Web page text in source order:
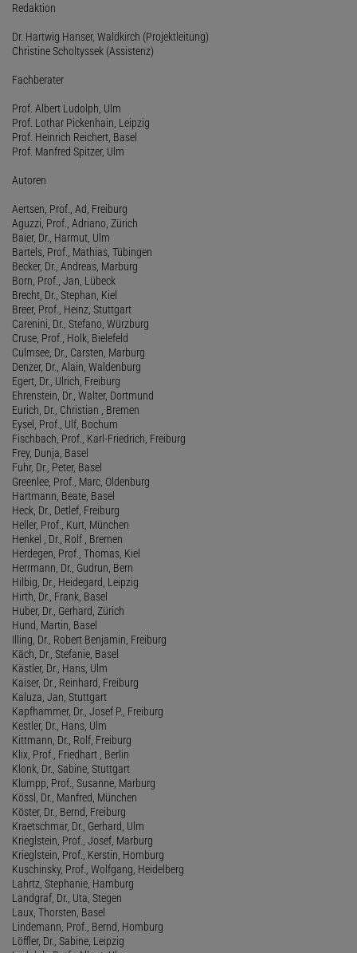
Redaktion
Dr. Hartwig Hanser, Waldkirch (Projektleitung)
Christine Scholtyssek (Assistenz)
Fachberater
Prof. Albert Ludolph, Ulm
Prof. Lothar Pickenhain, Leipzig
Prof. Heinrich Reichert, Basel
Prof. Manfred Spitzer, Ulm
Autoren
Aertsen, Prof., Ad, Freiburg
Aguzzi, Prof., Adriano, Zürich
Baier, Dr., Harmut, Ulm
Bartels, Prof., Mathias, Tübingen
Becker, Dr., Andreas, Marburg
Born, Prof., Jan, Lübeck
Brecht, Dr., Stephan, Kiel
Breer, Prof., Heinz, Stuttgart
Carenini, Dr., Stefano, Würzburg
Cruse, Prof., Holk, Bielefeld
Culmsee, Dr., Carsten, Marburg
Denzer, Dr., Alain, Waldenburg
Egert, Dr., Ulrich, Freiburg
Ehrenstein, Dr., Walter, Dortmund
Eurich, Dr., Christian , Bremen
Eysel, Prof., Ulf, Bochum
Fischbach, Prof., Karl-Friedrich, Freiburg
Frey, Dunja, Basel
Fuhr, Dr., Peter, Basel
Greenlee, Prof., Marc, Oldenburg
Hartmann, Beate, Basel
Heck, Dr., Detlef, Freiburg
Heller, Prof., Kurt, München
Henkel , Dr., Rolf , Bremen
Herdegen, Prof., Thomas, Kiel
Herrmann, Dr., Gudrun, Bern
Hilbig, Dr., Heidegard, Leipzig
Hirth, Dr., Frank, Basel
Huber, Dr., Gerhard, Zürich
Hund, Martin, Basel
Illing, Dr., Robert Benjamin, Freiburg
Käch, Dr., Stefanie, Basel
Kästler, Dr., Hans, Ulm
Kaiser, Dr., Reinhard, Freiburg
Kaluza, Jan, Stuttgart
Kapfhammer, Dr., Josef P., Freiburg
Kestler, Dr., Hans, Ulm
Kittmann, Dr., Rolf, Freiburg
Klix, Prof., Friedhart , Berlin
Klonk, Dr., Sabine, Stuttgart
Klumpp, Prof., Susanne, Marburg
Kössl, Dr., Manfred, München
Köster, Dr., Bernd, Freiburg
Kraetschmar, Dr., Gerhard, Ulm
Krieglstein, Prof., Josef, Marburg
Krieglstein, Prof., Kerstin, Homburg
Kuschinsky, Prof., Wolfgang, Heidelberg
Lahrtz, Stephanie, Hamburg
Landgraf, Dr., Uta, Stegen
Laux, Thorsten, Basel
Lindemann, Prof., Bernd, Homburg
Löffler, Dr., Sabine, Leipzig